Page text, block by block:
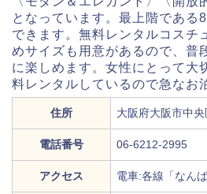
となっています。最上階である
できます。無料レンタルコスチ
めサイズも用意があるので、普
に楽しめます。女性にとって大
料レンタルしているので急なお
住所 大阪府大阪市中
電話番号 06-6212-2995
アクセス 電車:各線「なん